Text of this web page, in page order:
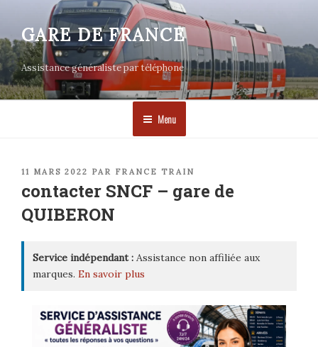
contenu
principal
GARE DE FRANCE
Assistance généraliste par téléphone
Menu
PUBLIÉ
11 MARS 2022 PAR FRANCE TRAIN
contacter SNCF – gare de
QUIBERON
Service indépendant : Assistance non affiliée aux
marques. En savoir plus